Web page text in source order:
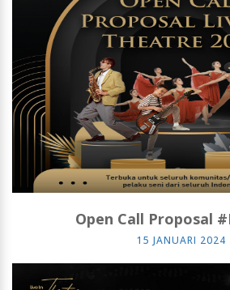
Open Call Proposal
15 JANUARI 2024